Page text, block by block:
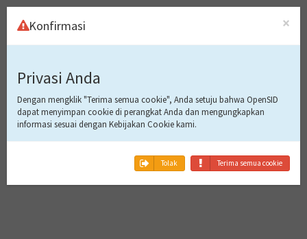
×
Konfirmasi
Privasi Anda
Dengan mengklik "Terima semua cookie", Anda setuju bahwa OpenSID
dapat menyimpan cookie di perangkat Anda dan mengungkapkan
informasi sesuai dengan Kebijakan Cookie kami.
Tolak Terima semua cookie
Aplikasi
Gawai ini belum terdaftar.